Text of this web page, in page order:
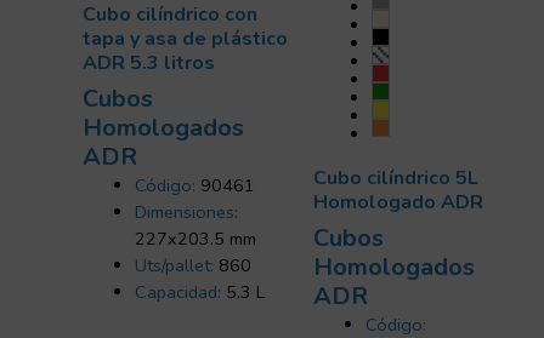
Cubo cilíndrico con
tapa y asa de plástico
ADR 5.3 litros
Cubos
Homologados
ADR
Código: 90461
Dimensiones:
227x203.5 mm
Uts/pallet: 860
Capacidad: 5.3 L
Cubo cilíndrico 5L
Homologado ADR
Cubos
Homologados
ADR
Código: